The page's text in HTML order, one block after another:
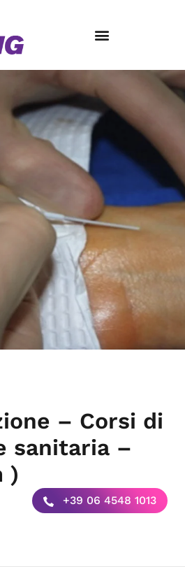
– Corsi di
sanitaria –
)
+39 06 4548 1013